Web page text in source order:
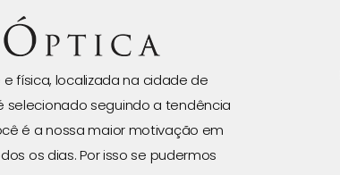
física, localizada na cidade de
selecionado seguindo a tendência
é a nossa maior motivação em
os dias. Por isso se pudermos